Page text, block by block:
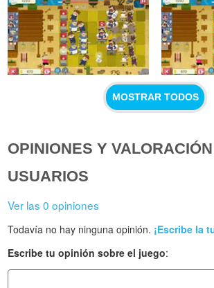
MOSTRAR TODOS
OPINIONES Y
USUARIOS
Ver las 0 opiniones
Todavía no hay ninguna opinión. ¡Escribe la
Escribe tu opinión sobre el juego: